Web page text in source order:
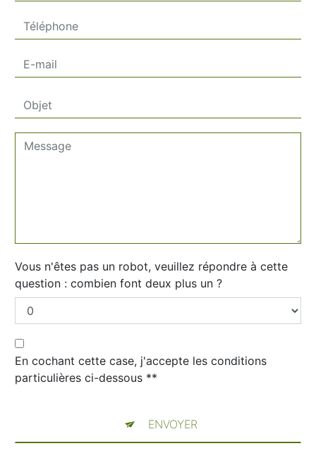
Vous n'êtes pas un robot, veuillez répondre à cette
question : combien font deux plus un ?
En cochant cette case, j'accepte les conditions
particulières ci-dessous **
ENVOYER